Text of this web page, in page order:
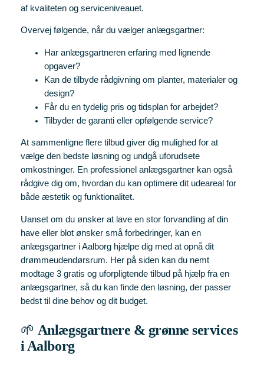
af kvaliteten og serviceniveauet.
Overvej følgende, når du vælger anlægsgartner:
Har anlægsgartneren erfaring med lignende
opgaver?
Kan de tilbyde rådgivning om planter, materialer og
design?
Får du en tydelig pris og tidsplan for arbejdet?
Tilbyder de garanti eller opfølgende service?
At sammenligne flere tilbud giver dig mulighed for at
vælge den bedste løsning og undgå uforudsete
omkostninger. En professionel anlægsgartner kan også
rådgive dig om, hvordan du kan optimere dit udeareal for
både æstetik og funktionalitet.
Uanset om du ønsker at lave en stor forvandling af din
have eller blot ønsker små forbedringer, kan en
anlægsgartner i Aalborg hjælpe dig med at opnå dit
drømmeudendørsrum. Her på siden kan du nemt
modtage 3 gratis og uforpligtende tilbud på hjælp fra en
anlægsgartner, så du kan finde den løsning, der passer
bedst til dine behov og dit budget.
🌱 Anlægsgartnere & grønne services
i Aalborg